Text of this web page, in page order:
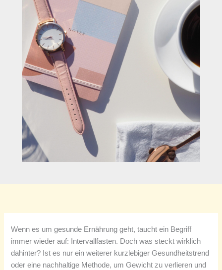
Wenn es um gesunde Ernährung geht, taucht ein Begriff
immer wieder auf: Intervallfasten. Doch was steckt wirklich
dahinter? Ist es nur ein weiterer kurzlebiger Gesundheitstrend
oder eine nachhaltige Methode, um Gewicht zu verlieren und